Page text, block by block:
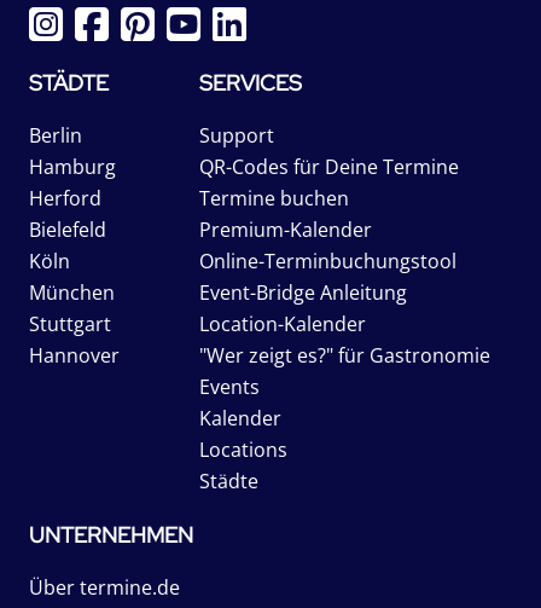
STÄDTE
Berlin
Hamburg
Herford
Bielefeld
Köln
München
Stuttgart
Hannover
SERVICES
Support
QR-Codes für Deine Termine
Termine buchen
Premium-Kalender
Online-Terminbuchungstool
Event-Bridge Anleitung
Location-Kalender
"Wer zeigt es?" für Gastronomie
Events
Kalender
Locations
Städte
UNTERNEHMEN
Über termine.de